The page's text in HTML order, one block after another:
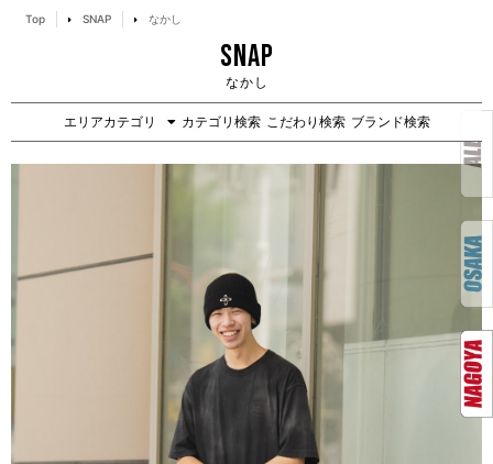
Top SNAP なかし
SNAP
なかし
エリアカテゴリ カテゴリ検索 こだわり検索 ブランド検索